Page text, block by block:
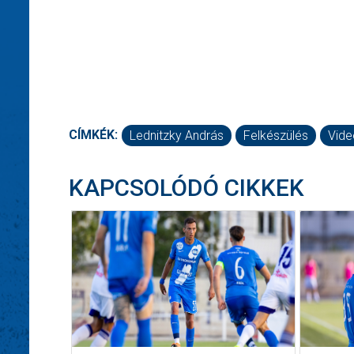
CÍMKÉK: Lednitzky András Felkészülés
KAPCSOLÓDÓ CIKKEK